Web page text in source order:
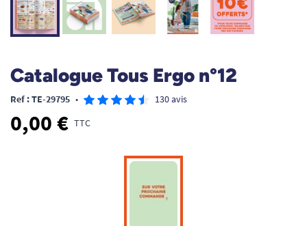
Catalogue Tous Ergo n°12
Ref : TE-29795 • 130 avis
0,00 € TTC